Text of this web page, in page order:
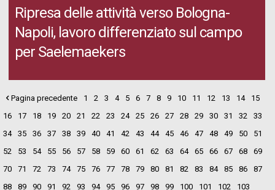
Ripresa delle attività verso Bologna-
Napoli, lavoro differenziato sul campo
per Saelemaekers
Pagina precedente 1 2 3 4 5 6 7 8 9 10 11 12 13 14
15
16
17 18 19 20 21 22 23 24 25 26 27 28 29 30 31 32
33
34
35 36 37 38 39 40 41 42 43 44 45 46 47 48 49 50
51
52
53 54 55 56 57 58 59 60 61 62 63 64 65 66 67 68
69
70
71 72 73 74 75 76 77 78 79 80 81 82 83 84 85 86
87
88
89 90 91 92 93 94 95 96 97 98 99 100 101 102
103